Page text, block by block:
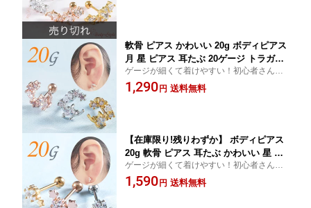
軟骨 ピアス かわいい 20g ボディピアス
月 星 ピアス 耳たぶ 20ゲージ トラガス
軟骨ピアス おしゃれ 軟骨 シルバー ゴ
ールド ピンクゴールド サージカルステ
ゲージが細くて着けやすい！初心者さんに
もオススメ
1,290円 送料無料
【在庫限り!残りわずか】 ボディピアス
20g 軟骨 ピアス 耳たぶ かわいい 星 月
トラガス ヘリックス 軟骨ピアス おしゃ
れ 20ゲージ バーベル シルバー ゴール
ゲージが細くて着けやすい！初心者さんに
もオススメ
1,590円 送料無料